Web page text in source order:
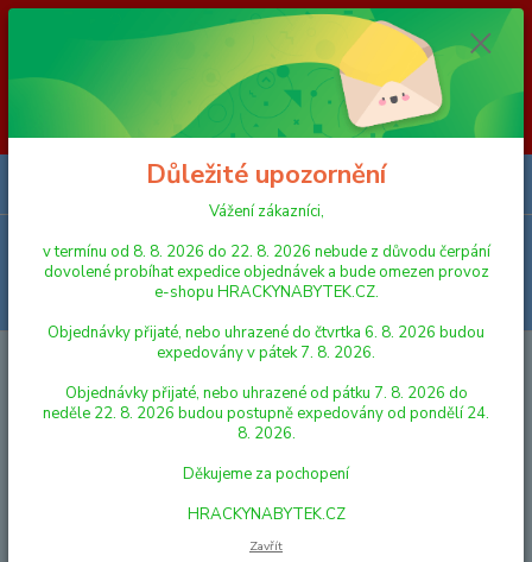
Vážení zákazníci, v termínu od 8. 8. 2026 do 23. 8. 2026 nebude z
důvodu čerpání dovolené probíhat expedice objednávek a bude omezen
provoz e-shopu HRACKYNABYTEK.CZ. Objednávky přijaté, nebo
uhrazené do čtvrtka 6. 8. 2026 budou expedovány v pátek 7. 8. 2026.
Objednávky přijaté, nebo uhrazené od pátku 7. 8. 2026 do neděle 23. 8.
2026 budou postupně expedovány od pondělí 24. 8. 2026. Děkujeme za
pochopení HRACKYNABYTEK.CZ
FIGURKY A ZVÍŘÁTKA
Schleich 13888 Zvířátko - Kobyla
Schleich 13888 Zvířátko - Kobyla
Trakénského koně
Důležité upozornění
Vážení zákazníci,
v termínu od 8. 8. 2026 do 22. 8. 2026 nebude z důvodu čerpání
dovolené probíhat expedice objednávek a bude omezen provoz
e-shopu HRACKYNABYTEK.CZ.
Objednávky přijaté, nebo uhrazené do čtvrtka 6. 8. 2026 budou
expedovány v pátek 7. 8. 2026.
Objednávky přijaté, nebo uhrazené od pátku 7. 8. 2026 do
neděle 22. 8. 2026 budou postupně expedovány od pondělí 24.
8. 2026.
Děkujeme za pochopení
HRACKYNABYTEK.CZ
Zavřít